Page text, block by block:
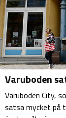
Varuboden
Varuboden City,
satsa mycket på